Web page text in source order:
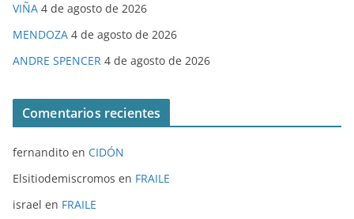
VIÑA 4 de agosto de 2026
MENDOZA 4 de agosto de 2026
ANDRE SPENCER 4 de agosto de 2026
Comentarios recientes
fernandito en CIDÓN
Elsitiodemiscromos en FRAILE
israel en FRAILE